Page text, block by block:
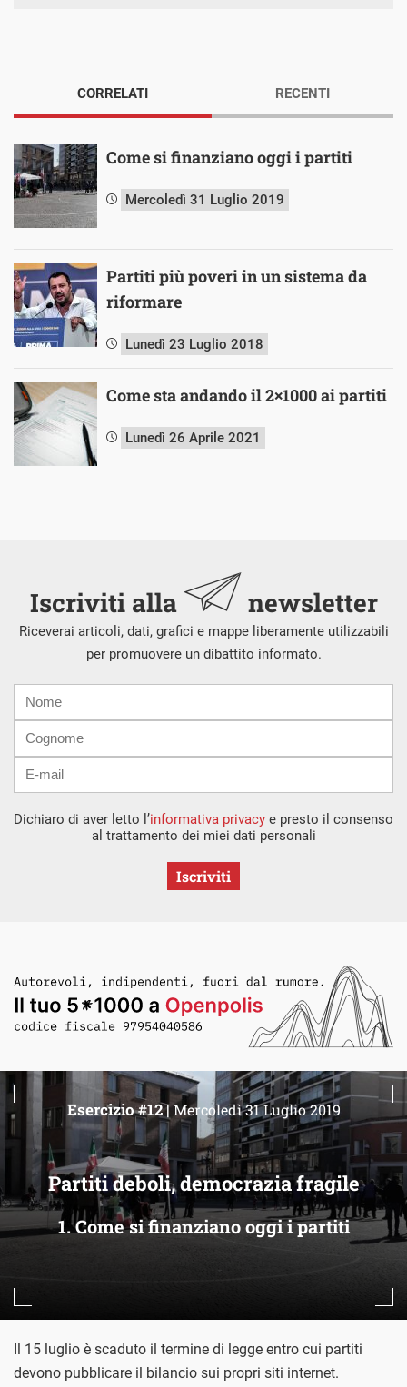
CORRELATI
Come si finanziano oggi i partiti
Mercoledì 31 Luglio 2019
Partiti più poveri in un sistema da
riformare
Lunedì 23 Luglio 2018
Come sta andando il 2×1000 ai partiti
Lunedì 26 Aprile 2021
RECENTI
Iscriviti alla newsletter
Riceverai articoli, dati, grafici e mappe liberamente utilizzabili
per promuovere un dibattito informato.
mail
Dichiaro di aver letto l’informativa privacy e presto il consenso
al trattamento dei miei dati personali
Iscriviti
Partiti deboli, democrazia fragile
1. Come si finanziano oggi i partiti
Esercizio #12 |Mercoledì 31 Luglio 2019
Il 15 luglio è scaduto il termine di legge entro cui partiti
devono pubblicare il bilancio sui propri siti internet.